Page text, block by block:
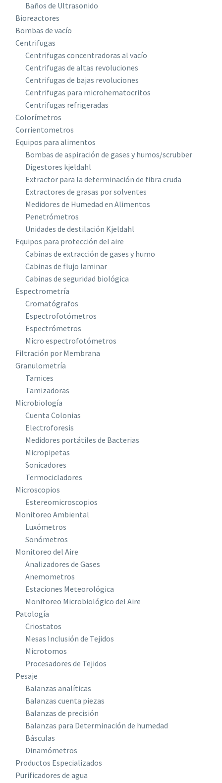
Baños de Ultrasonido
Bioreactores
Bombas de vacío
Centrifugas
Centrifugas concentradoras al vacío
Centrifugas de altas revoluciones
Centrifugas de bajas revoluciones
Centrifugas para microhematocritos
Centrifugas refrigeradas
Colorímetros
Corrientometros
Equipos para alimentos
Bombas de aspiración de gases y humos/scrubber
Digestores kjeldahl
Extractor para la determinación de fibra cruda
Extractores de grasas por solventes
Medidores de Humedad en Alimentos
Penetrómetros
Unidades de destilación Kjeldahl
Equipos para protección del aire
Cabinas de extracción de gases y humo
Cabinas de flujo laminar
Cabinas de seguridad biológica
Espectrometría
Cromatógrafos
Espectrofotómetros
Espectrómetros
Micro espectrofotómetros
Filtración por Membrana
Granulometría
Tamices
Tamizadoras
Microbiología
Cuenta Colonias
Electroforesis
Medidores portátiles de Bacterias
Micropipetas
Sonicadores
Termocicladores
Microscopios
Estereomicroscopios
Monitoreo Ambiental
Luxómetros
Sonómetros
Monitoreo del Aire
Analizadores de Gases
Anemometros
Estaciones Meteorológica
Monitoreo Microbiológico del Aire
Patología
Criostatos
Mesas Inclusión de Tejidos
Microtomos
Procesadores de Tejidos
Pesaje
Balanzas analíticas
Balanzas cuenta piezas
Balanzas de precisión
Balanzas para Determinación de humedad
Básculas
Dinamómetros
Productos Especializados
Purificadores de agua